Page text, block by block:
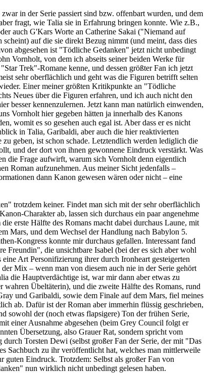
in der Serie passiert sind bzw. offenbart wurden, und dem
fragt, wie Talia sie in Erfahrung bringen konnte. Wie z.B.,
auch G'Kars Worte an Catherine Sakai ("Niemand auf
scheint) auf die sie direkt Bezug nimmt (und meint, dass dies
abgesehen ist "Tödliche Gedanken" jetzt nicht unbedingt
Vornholt, von dem ich abseits seiner beiden Werke für
Trek"-Romane kenne, und dessen größter Fan ich jetzt
sehr oberflächlich und geht was die Figuren betrifft selten
Einer meiner größten Kritikpunkte an "Tödliche
Neues über die Figuren erfahren, und ich auch nicht den
besser kennenzulernen. Jetzt kann man natürlich einwenden,
Vornholt hier gegeben hätten ja innerhalb des Kanons
womit es so gesehen auch egal ist. Aber dass er es nicht
in Talia, Garibaldi, aber auch die hier reaktivierten
geben, ist schon schade. Letztendlich werden lediglich die
und der dort von ihnen gewonnene Eindruck verstärkt. Was
die Frage aufwirft, warum sich Vornholt denn eigentlich
Roman aufzunehmen. Aus meiner Sicht jedenfalls –
dann Kanon gewesen wären oder nicht – eine
trotzdem keiner. Findet man sich mit der sehr oberflächlich
Charakter ab, lassen sich durchaus ein paar angenehme
erste Hälfte des Romans macht dabei durchaus Laune, mit
Mars, und dem Wechsel der Handlung nach Babylon 5.
Kongress konnte mir durchaus gefallen. Interessant fand
Freundin", die unsichtbare Isabel (bei der es sich aber wohl
Art Personifizierung ihrer durch Ironheart gesteigerten
Mix – wenn man von diesem auch nie in der Serie gehört
die Hauptverdächtige ist, war mir dann aber etwas zu
wahren Übeltäterin), und die zweite Hälfte des Romans, rund
und Garibaldi, sowie dem Finale auf dem Mars, fiel meines
ab. Dafür ist der Roman aber immerhin flüssig geschrieben,
sowohl der (noch etwas flapsigere) Ton der frühen Serie,
einer Ausnahme abgesehen (beim Grey Council folgt er
Übersetzung, also Grauer Rat, sondern spricht vom
Torsten Dewi (selbst großer Fan der Serie, der mit "Das
Sachbuch zu ihr veröffentlicht hat, welches man mittlerweile
guten Eindruck. Trotzdem: Selbst als großer Fan von
nun wirklich nicht unbedingt gelesen haben.